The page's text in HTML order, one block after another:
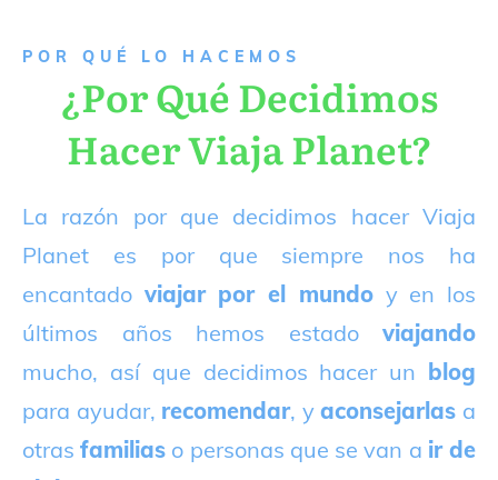
P OR QUÉ LO HACEMOS
¿Por Qué Decidimos
Hacer Viaja Planet?
La razón por que decidimos hacer Viaja
Planet es por que siempre nos ha
encantado viajar por el mundoy en los
últimos años hemos estado viajando
mucho, así que decidimos hacer un blog
para ayudar, recomendar, yaconsejarlas a
otrasfamilias o personas que se van a ir de